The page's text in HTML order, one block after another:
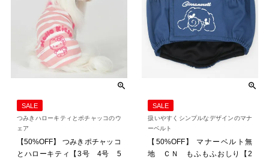
SALE
つみきハローキティとポチャッコのウ
ェア
【50%OFF】 つみきポチャッコ
とハローキティ【3号 4号 5
SALE
扱いやすくシンプルなデザインのマナ
ーベルト
【50%OFF】 マナーベルト無
地 ＣＮ もふもふおしり【2